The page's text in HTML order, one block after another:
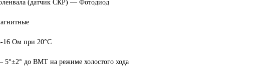
(датчик СКР) — Фотодиод
16 Ом при 20°C
до BMT на режиме холостого хода